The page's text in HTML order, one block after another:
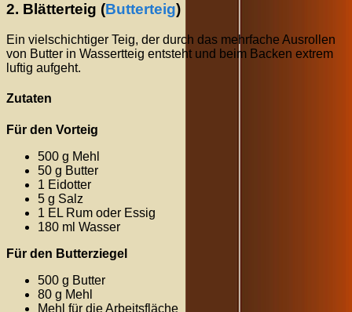
2. Blätterteig (Butterteig)
Ein vielschichtiger Teig, der durch das mehrfache Ausrollen
von Butter in Wassertteig entsteht und beim Backen extrem
luftig aufgeht.
Zutaten
Für den Vorteig
500 g Mehl
50 g Butter
1 Eidotter
5 g Salz
1 EL Rum oder Essig
180 ml Wasser
Für den Butterziegel
500 g Butter
80 g Mehl
Mehl für die Arbeitsfläche